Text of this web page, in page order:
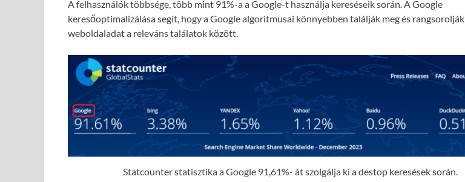
A felhasználók többsége, több mint 91%-a a Google-t használja kereséseik során. A Google
keresőoptimalizálása segít, hogy a Google algoritmusai könnyebben találják meg és rangsorolják
weboldaladat a releváns találatok között.
Statcounter statisztika a Google 91,61%- át szolgálja ki a destop keresések során.